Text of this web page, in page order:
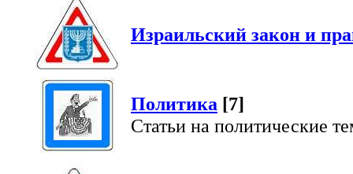
Израильский закон и
Политика [7]
Статьи на политические